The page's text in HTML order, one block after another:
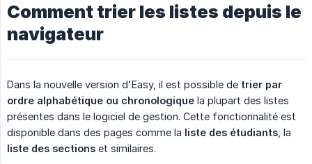
Comment trier les listes depuis le
navigateur
Dans la nouvelle version d'Easy, il est possible de trier par
ordre alphabétique ou chronologique la plupart des listes
présentes dans le logiciel de gestion. Cette fonctionnalité est
disponible dans des pages comme la liste des étudiants , la
liste des sections et similaires.